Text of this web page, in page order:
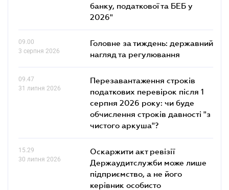
банку, податкової та БЕБ у
2026"
09.00
3 серпня 2026
Головне за тиждень: державний
нагляд та регулювання
09.47
31 липня 2026
Перезавантаження строків
податкових перевірок після 1
серпня 2026 року: чи буде
обчислення строків давності "з
чистого аркуша"?
15.29
30 липня 2026
Оскаржити акт ревізії
Держаудитслужби може лише
підприємство, а не його
керівник особисто